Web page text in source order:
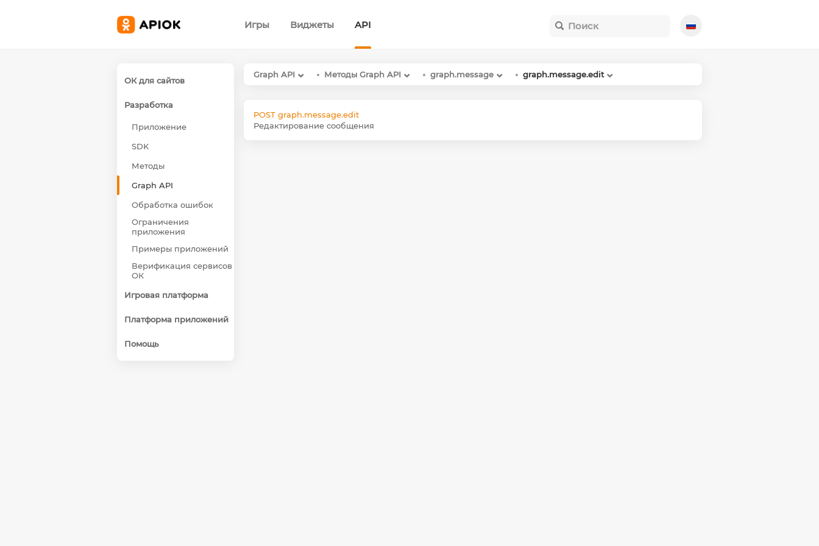
Игры Виджеты API
ОК для сайтов
Разработка
Приложение
SDK
Методы
Graph API
Обработка ошибок
Ограничения
приложения
Примеры приложений
Верификация сервисов
ОК
Игровая платформа
Платформа приложений
Помощь
Graph API Методы Graph API graph.message graph.message.edit
POST graph.message.edit
Редактирование сообщения